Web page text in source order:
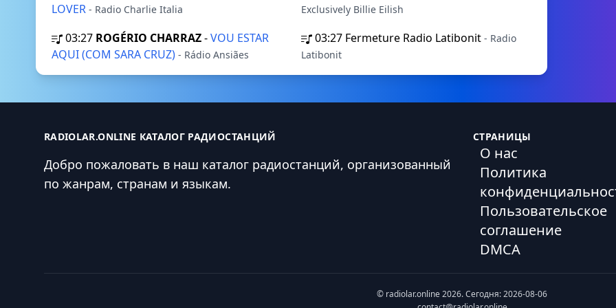
LOVER - Radio Charlie Italia Exclusively Billie Eilish
03:27 ROGÉRIO CHARRAZ-VOU ESTAR
AQUI (COM SARA CRUZ) - Rádio Ansiães
03:27 Fermeture Radio Latibonit - Radio
Latibonit
RADIOLAR.ONLINE КАТАЛОГ РАДИОСТАНЦИЙ
Добро пожаловать в наш каталог радиостанций, организованный
по жанрам, странам и языкам.
СТРАНИЦЫ
О нас
Политика
Пользовательское
соглашение
DMCA
© radiolar.online 2026. Сегодня: 2026-08-06